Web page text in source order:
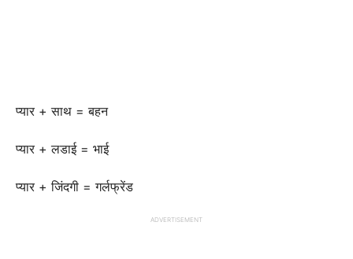
प्यार + साथ = बहन
प्यार + लडाई = भाई
प्यार + जिंदगी = गर्लफ्रेंड
ADVERTISEMENT